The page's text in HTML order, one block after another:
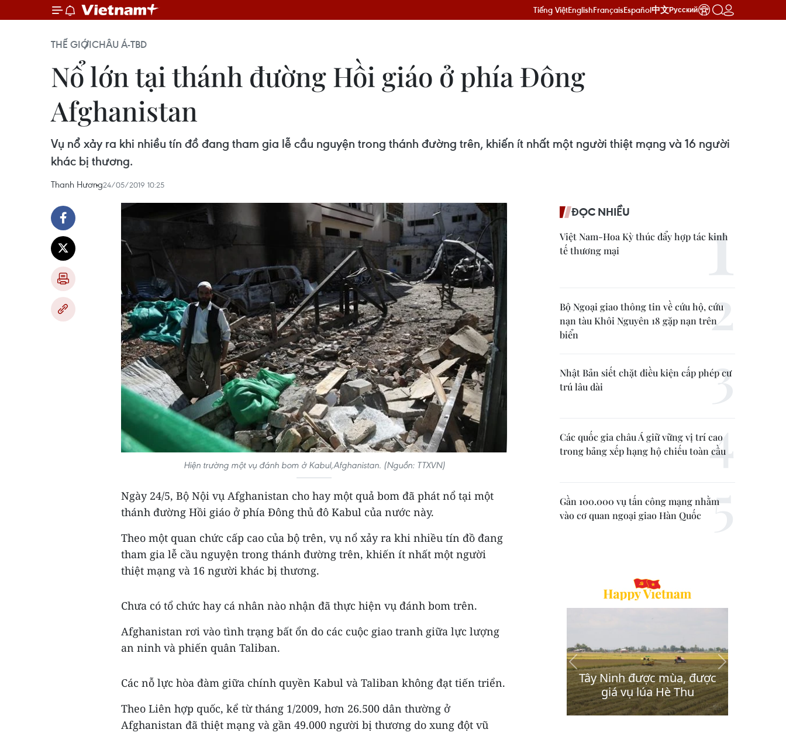
Tiếng ViệtEnglishFrançaisEspañol中文Русский
THẾ GIỚICHÂU Á-TBD
Nổ lớn tại thánh đường Hồi giáo ở phía Đông
Afghanistan
Vụ nổ xảy ra khi nhiều tín đồ đang tham gia lễ cầu nguyện trong thánh đường trên, khiến ít nhất một người thiệt mạng và 16 người
khác bị thương.
Thanh Hương24/05/2019 10:25
Hiện trường một vụ đánh bom ở Kabul,Afghanistan. (Nguồn: TTXVN)
Ngày 24/5, Bộ Nội vụ Afghanistan cho hay một quả bom đã phát nổ tại một
thánh đường Hồi giáo ở phía Đông thủ đô Kabul của nước này.
Theo một quan chức cấp cao của bộ trên, vụ nổ xảy ra khi nhiều tín đồ đang
tham gia lễ cầu nguyện trong thánh đường trên, khiến ít nhất một người
thiệt mạng và 16 người khác bị thương.
Chưa có tổ chức hay cá nhân nào nhận đã thực hiện vụ đánh bom trên.
Afghanistan rơi vào tình trạng bất ổn do các cuộc giao tranh giữa lực lượng
an ninh và phiến quân Taliban.
Các nỗ lực hòa đàm giữa chính quyền Kabul và Taliban không đạt tiến triển.
Theo Liên hợp quốc, kể từ tháng 1/2009, hơn 26.500 dân thường ở
Afghanistan đã thiệt mạng và gần 49.000 người bị thương do xung đột vũ
ĐỌC NHIỀU
Việt Nam-Hoa Kỳ thúc đẩy hợp tác kinh
tế thương mại
Bộ Ngoại giao thông tin về cứu hộ, cứu
nạn tàu Khôi Nguyên 18 gặp nạn trên
biển
Nhật Bản siết chặt điều kiện cấp phép cư
trú lâu dài
Các quốc gia châu Á giữ vững vị trí cao
trong bảng xếp hạng hộ chiếu toàn cầu
Gần 100.000 vụ tấn công mạng nhằm
vào cơ quan ngoại giao Hàn Quốc